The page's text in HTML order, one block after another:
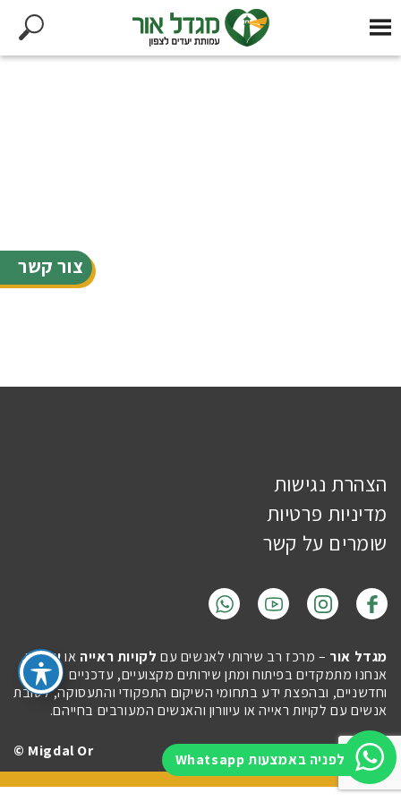
צור קשר
לפניה באמצעות Whatsapp
הצהרת נגישות
מדיניות פרטיות
שומרים על קשר
מגדל אור – מרכז רב שירותי לאנשים עם לקויות ראייה אועיוורון.
אנחנו מתמקדים בפיתוח ומתן שירותים מקצועיים, עדכניים
וחדשניים, ובהפצת ידע בתחומי השיקום התפקודי והתעסוקה, לטובת
אנשים עם לקויות ראייה או עיוורון והאנשים המעורבים בחייהם.
Imaginet
Migdal Or ©